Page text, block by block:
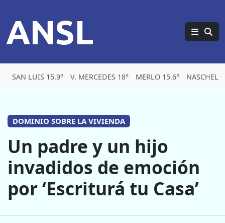
ANSL
SAN LUIS 15.9° V. MERCEDES 18° MERLO 15.6° NASCHEL
DOMINIO SOBRE LA VIVIENDA
Un padre y un hijo
invadidos de emoción
por ‘Escriturá tu Casa’